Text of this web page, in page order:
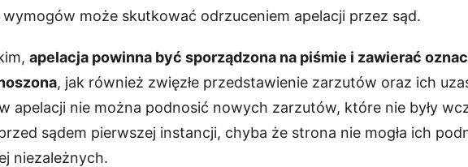
wymogów może skutkować odrzuceniem apelacji przez sąd.
apelacja powinna być sporządzona na piśmie i zawierać
, jak również zwięzłe przedstawienie zarzutów oraz ich
apelacji nie można podnosić nowych zarzutów, które nie były
sądem pierwszej instancji, chyba że strona nie mogła ich
niezależnych.